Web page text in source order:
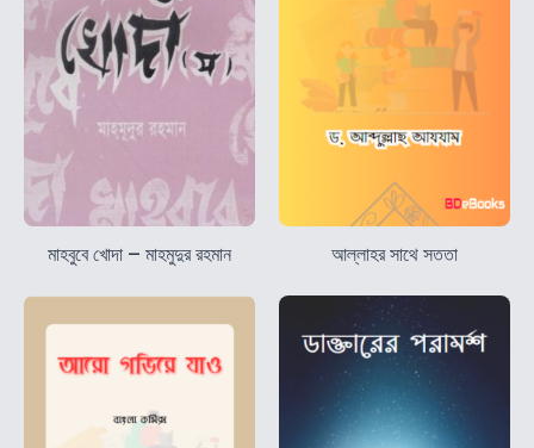
মাহবুবে খোদা – মাহমুদুর রহমান আল্লাহর সাথে সততা